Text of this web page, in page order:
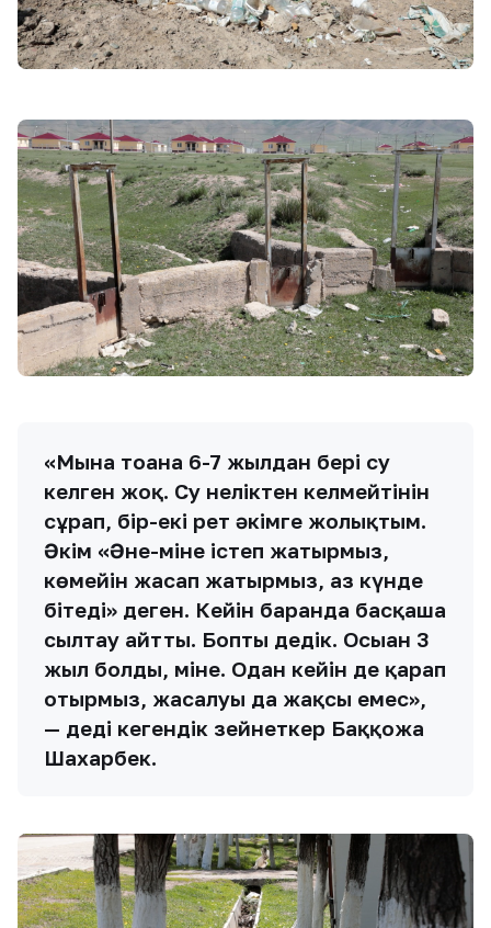
«Мына тоғанға 6-7 жылдан бері су
келген жоқ. Су неліктен келмейтінін
сұрап, бір-екі рет әкімге жолықтым.
Әкім «Әне-міне істеп жатырмыз,
көмейін жасап жатырмыз, аз күнде
бітеді» деген. Кейін барғанда басқаша
сылтау айтты. Бопты дедік. Осыған 3
жыл болды, міне. Одан кейін де қарап
отырмыз, жасалуы да жақсы емес»,
— деді кегендік зейнеткер Баққожа
Шахарбек.